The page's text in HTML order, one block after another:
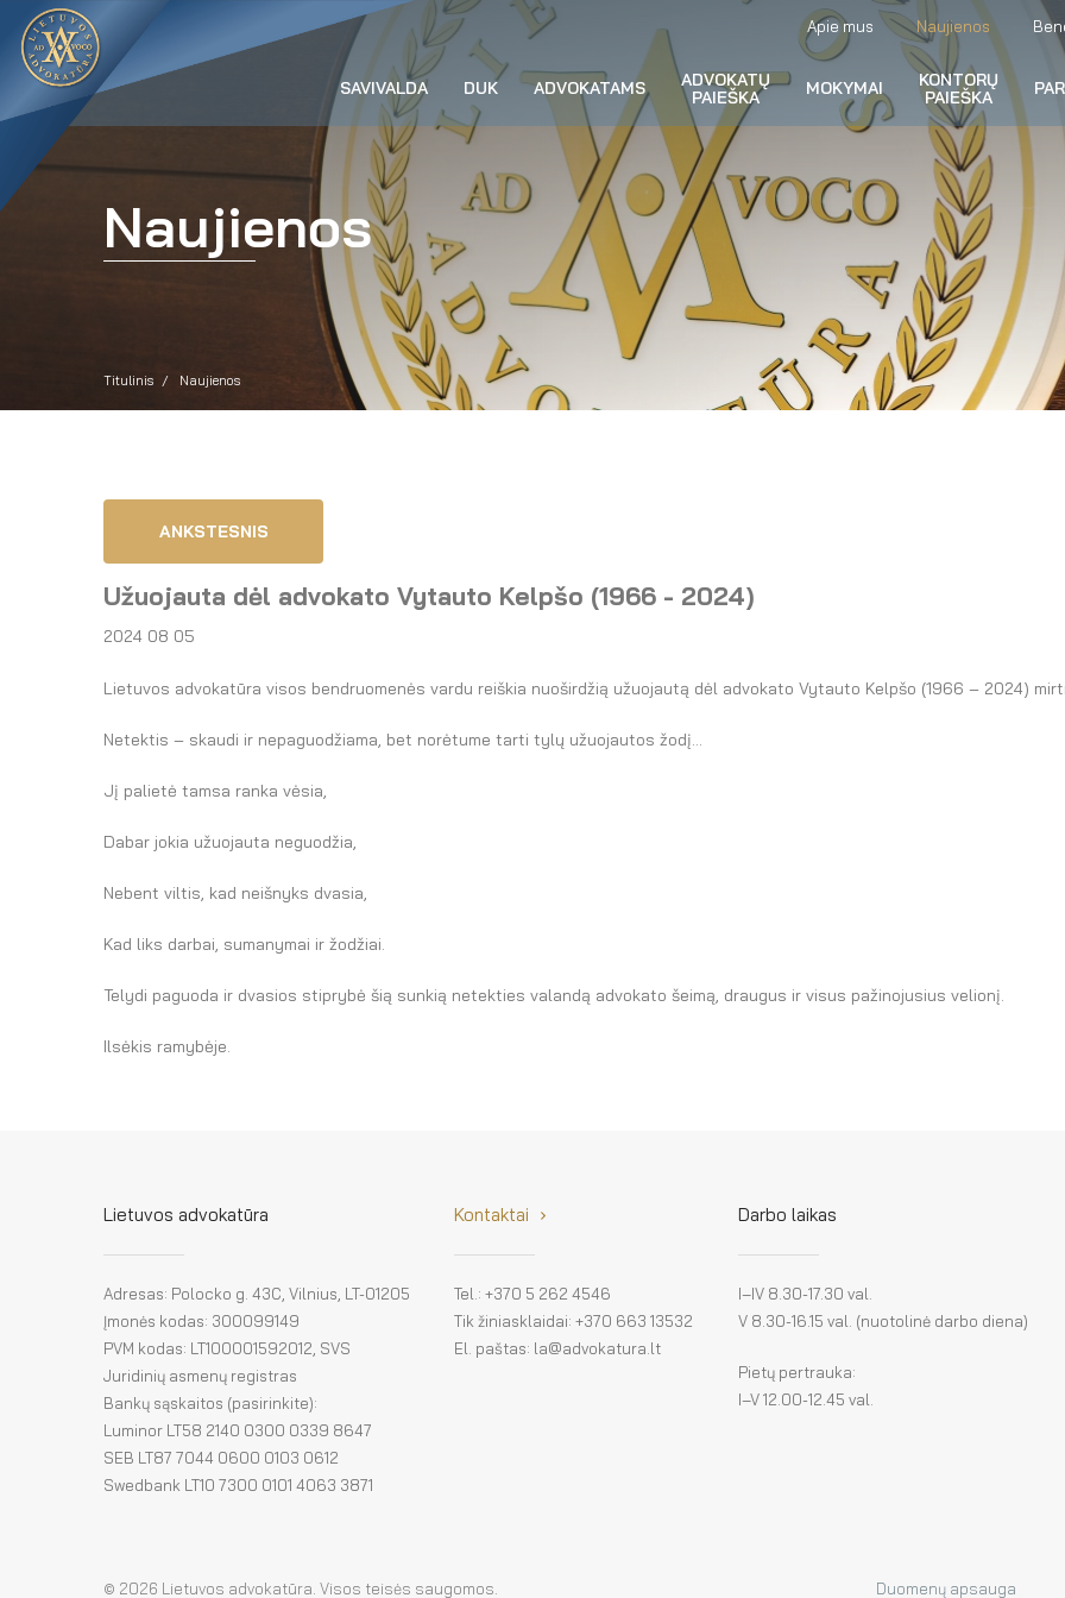
Apie mus Naujienos
SAVIVALDA DUK ADVOKATAMS
ADVOKATŲ
PAIEŠKA
MOKYMAI
KONTORŲ
PAIEŠKA
Naujienos
Titulinis Naujienos
ANKSTESNIS
Užuojauta dėl advokato Vytauto Kelpšo (1966 - 2024)
2024 08 05
Lietuvos advokatūra visos bendruomenės vardu reiškia nuoširdžią užuojautą dėl advokato Vytauto Kelpšo (1966 – 2024)
Netektis – skaudi ir nepaguodžiama, bet norėtume tarti tylų užuojautos žodį...
Jį palietė tamsa ranka vėsia,
Dabar jokia užuojauta neguodžia,
Nebent viltis, kad neišnyks dvasia,
Kad liks darbai, sumanymai ir žodžiai.
Telydi paguoda ir dvasios stiprybė šią sunkią netekties valandą advokato šeimą, draugus ir visus pažinojusius velionį.
Ilsėkis ramybėje.
Lietuvos advokatūra
Adresas: Polocko g. 43C, Vilnius, LT-01205
Įmonės kodas: 300099149
PVM kodas: LT100001592012, SVS
Juridinių asmenų registras
Bankų sąskaitos (pasirinkite):
Luminor LT58 2140 0300 0339 8647
SEB LT87 7044 0600 0103 0612
Swedbank LT10 7300 0101 4063 3871
Kontaktai
Tel.: +370 5 262 4546
Tik žiniasklaidai: +370 663 13532
El. paštas: la@advokatura.lt
Darbo laikas
I–IV 8.30-17.30 val.
V 8.30-16.15 val. (nuotolinė darbo diena)
Pietų pertrauka:
I–V 12.00-12.45 val.
© 2026 Lietuvos advokatūra. Visos teisės saugomos. Duomenų apsauga